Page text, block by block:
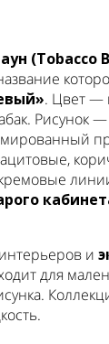
(Tobacco
. Цвет —
Рисунок —
и
для